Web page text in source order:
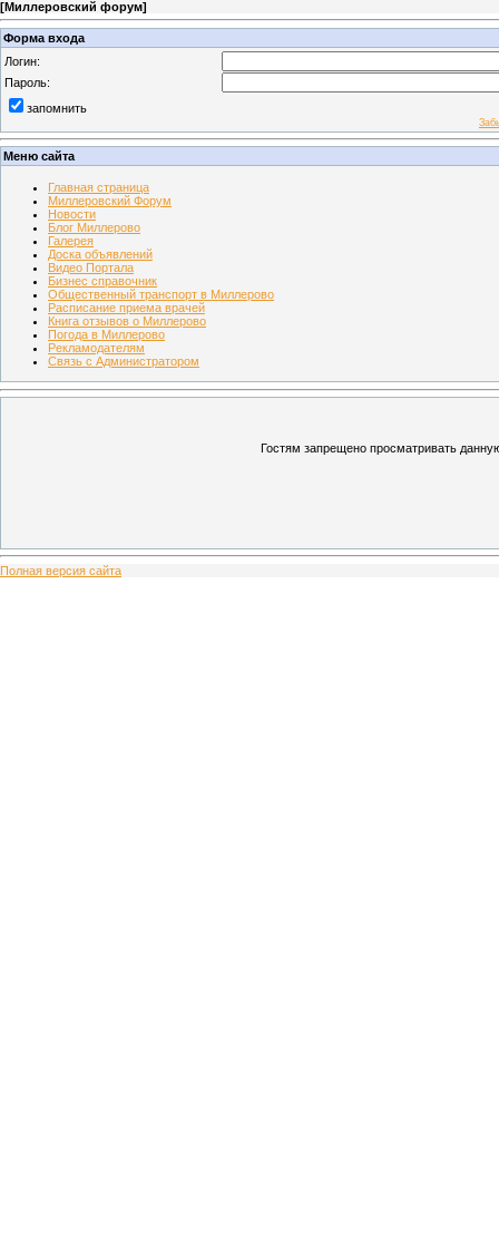
[Миллеровский форум]
Форма входа
Логин:
Пароль:
запомнить
Меню сайта
Главная страница
Миллеровский Форум
Новости
Блог Миллерово
Галерея
Доска объявлений
Видео Портала
Бизнес справочник
Общественный транспорт в Миллерово
Расписание приема врачей
Книга отзывов о Миллерово
Погода в Миллерово
Рекламодателям
Связь с Администратором
Гостям запрещено просматривать
Полная версия сайта